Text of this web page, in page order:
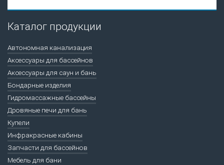
Каталог продукции
Автономная канализация
Аксессуары для бассейнов
Аксессуары для саун и бань
Бондарные изделия
Гидромассажные бассейны
Дровяные печи для бань
Купели
Инфракрасные кабины
Запчасти для бассейнов
Мебель для бани